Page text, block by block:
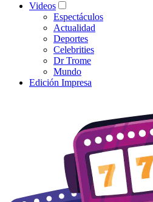
Videos
Espectáculos
Actualidad
Deportes
Celebrities
Dr Trome
Mundo
Edición Impresa